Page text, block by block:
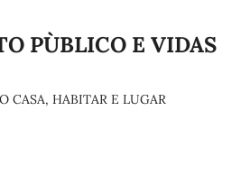
PÙBLICO E VIDAS
CASA, HABITAR E LUGAR